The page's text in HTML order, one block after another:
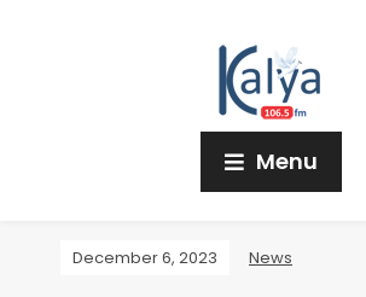
Menu
December 6, 2023 News